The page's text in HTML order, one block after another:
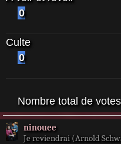
0
Culte
0
Nombre total de
ninouee
Je reviendrai (Arnold